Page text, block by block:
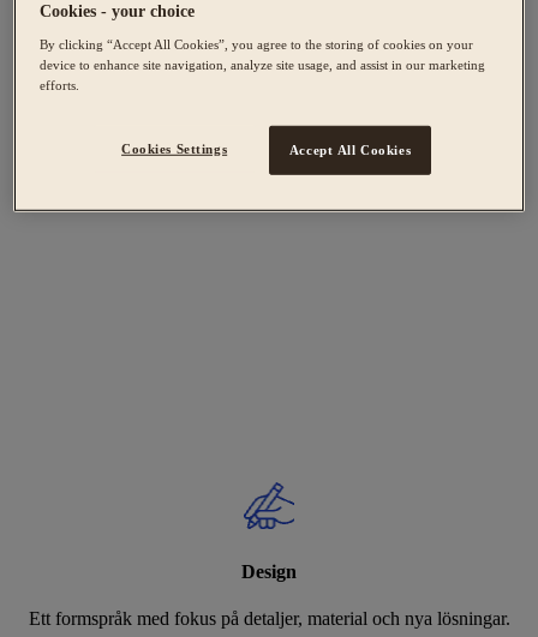
Design
Ett formspråk med fokus på detaljer, material och nya lösningar.
Cookies - your choice
By clicking “Accept All Cookies”, you agree to the storing of cookies on your
device to enhance site navigation, analyze site usage, and assist in our marketing
efforts.
Cookies Settings Accept All Cookies